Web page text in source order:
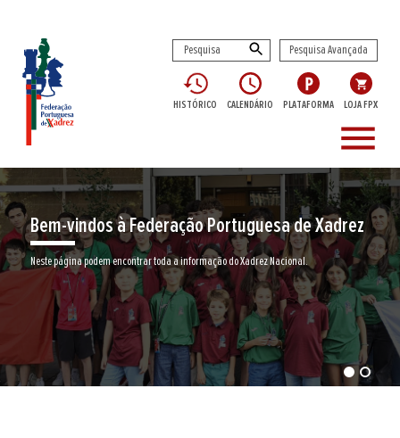
Pesquisa Avançada
HISTÓRICO CALENDÁRIO PLATAFORMA LOJA FPX
menu
à Federação Portuguesa de Xadrez
podem encontrar toda a informação do Xadrez Nacional. Junte-